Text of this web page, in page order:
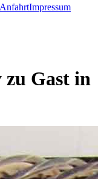
AnfahrtImpressum
Gast in